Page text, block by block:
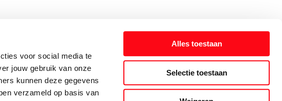
voor social media te
jouw gebruik van onze
kunnen deze gegevens
verzameld op basis van
Alles toestaan
Selectie toestaan